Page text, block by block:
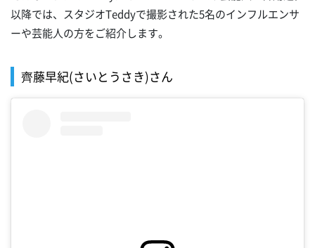
以降では、スタジオTeddyで撮影された5名のインフルエンサ
ーや芸能人の方をご紹介します。
齊藤早紀(さいとうさき)さん